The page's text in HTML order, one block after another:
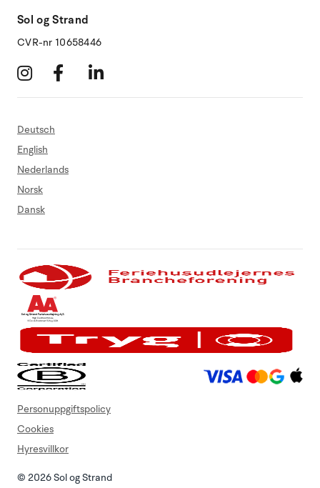
Sol og Strand
CVR-nr 10658446
Deutsch
English
Nederlands
Norsk
Dansk
© 2026 Sol og Strand
Personuppgiftspolicy
Cookies
Hyresvillkor